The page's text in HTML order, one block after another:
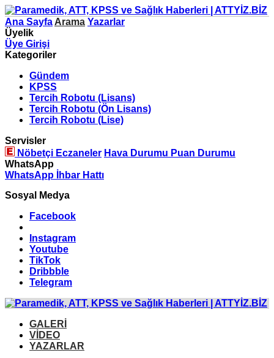
Ana Sayfa Arama Yazarlar
Üyelik
Üye Girişi
Kategoriler
Gündem
KPSS
Tercih Robotu (Lisans)
Tercih Robotu (Ön Lisans)
Tercih Robotu (Lise)
Servisler
Nöbetçi Eczaneler Hava Durumu Puan Durumu
WhatsApp
WhatsApp İhbar Hattı
Sosyal Medya
Facebook
Instagram
Youtube
TikTok
Dribbble
Telegram
GALERİ
VİDEO
YAZARLAR